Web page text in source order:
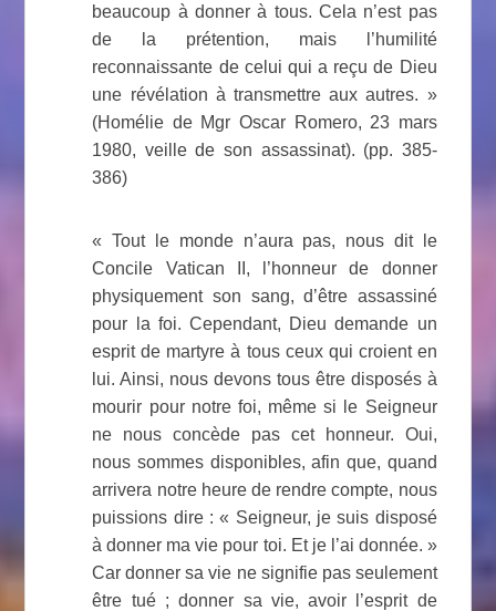
beaucoup à donner à tous. Cela n’est pas
de la prétention, mais l’humilité
reconnaissante de celui qui a reçu de Dieu
une révélation à transmettre aux autres. »
(Homélie de Mgr Oscar Romero, 23 mars
1980, veille de son assassinat). (pp. 385-
386)
« Tout le monde n’aura pas, nous dit le
Concile Vatican II, l’honneur de donner
physiquement son sang, d’être assassiné
pour la foi. Cependant, Dieu demande un
esprit de martyre à tous ceux qui croient en
lui. Ainsi, nous devons tous être disposés à
mourir pour notre foi, même si le Seigneur
ne nous concède pas cet honneur. Oui,
nous sommes disponibles, afin que, quand
arrivera notre heure de rendre compte, nous
puissions dire : « Seigneur, je suis disposé
à donner ma vie pour toi. Et je l’ai donnée. »
Car donner sa vie ne signifie pas seulement
être tué ; donner sa vie, avoir l’esprit de